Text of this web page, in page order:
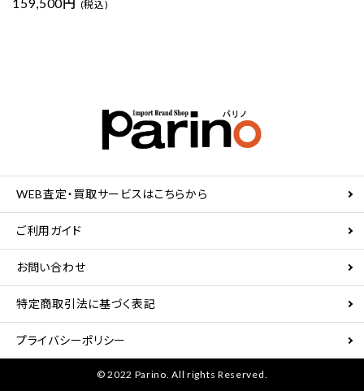
(税込)
WEB査定・買取サービスはこちらから
ご利用ガイド
お問い合わせ
特定商取引法に基づく表記
プライバシーポリシー
© 2022 Parino. All rights Reserved.